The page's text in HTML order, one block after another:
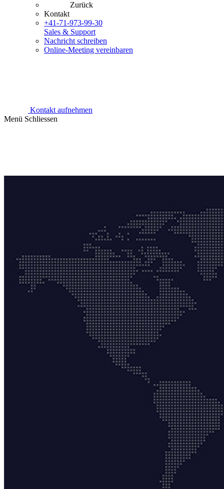
Zurück
Kontakt
+41-71-973-99-30
Sales & Support
Nachricht schreiben
Online-Meeting vereinbaren
Kontakt aufnehmen
Menü Schliessen